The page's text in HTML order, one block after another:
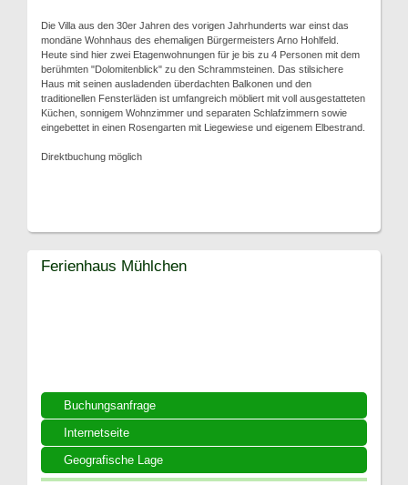
Die Villa aus den 30er Jahren des vorigen Jahrhunderts war einst das
mondäne Wohnhaus des ehemaligen Bürgermeisters Arno Hohlfeld.
Heute sind hier zwei Etagenwohnungen für je bis zu 4 Personen mit dem
berühmten "Dolomitenblick" zu den Schrammsteinen. Das stilsichere
Haus mit seinen ausladenden überdachten Balkonen und den
traditionellen Fensterläden ist umfangreich möbliert mit voll ausgestatteten
Küchen, sonnigem Wohnzimmer und separaten Schlafzimmern sowie
eingebettet in einen Rosengarten mit Liegewiese und eigenem Elbestrand.
Direktbuchung möglich
Buchungsanfrage
Internetseite
Geografische Lage
Ferienhaus Mühlchen